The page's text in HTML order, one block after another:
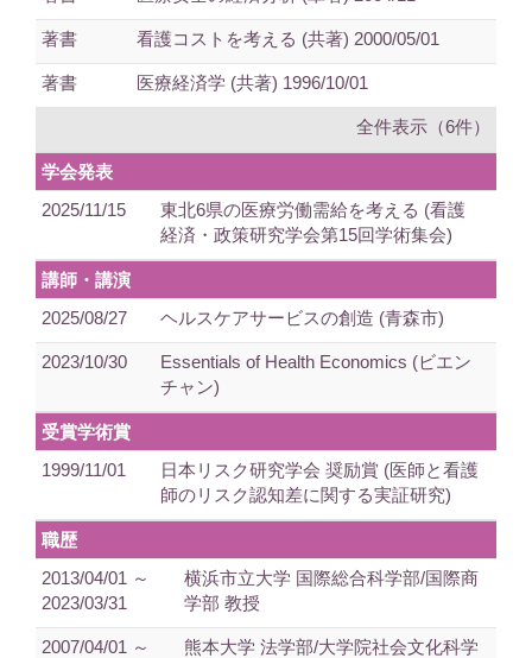
著書 看護コストを考える (共著) 2000/05/01
著書 医療経済学 (共著) 1996/10/01
全件表示（6件）
学会発表
2025/11/15
東北6県の医療労働需給を考える (看護
経済・政策研究学会第15回学術集会)
講師・講演
2025/08/27
ヘルスケアサービスの創造 (青森市)
2023/10/30
Essentials of Health Economics (ビエン
チャン)
受賞学術賞
1999/11/01
日本リスク研究学会 奨励賞 (医師と看護
師のリスク認知差に関する実証研究)
職歴
2013/04/01 ～
2023/03/31
横浜市立大学 国際総合科学部/国際商
学部 教授
2007/04/01 ～
熊本大学 法学部/大学院社会文化科学